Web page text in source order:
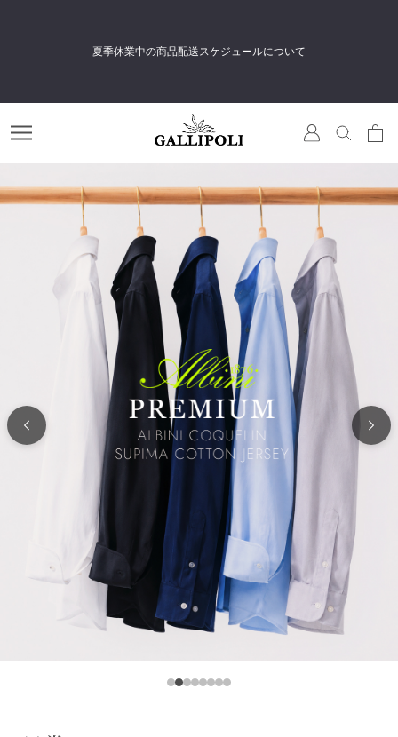
無 料会員登録＆メルマガ登録で